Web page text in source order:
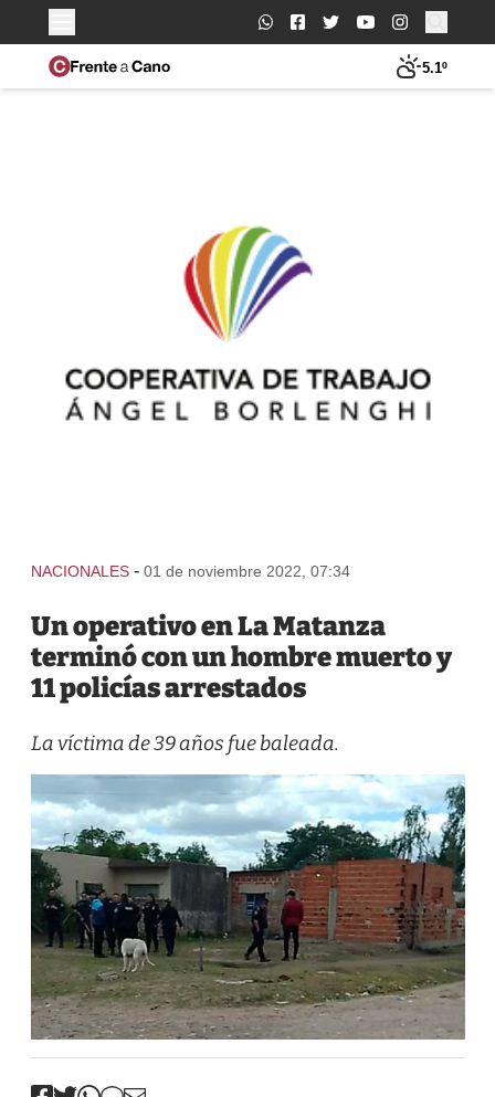
Buscar:
5.1º
NACIONALES - 01 de noviembre 2022, 07:34
Un operativo en La Matanza
terminó con un hombre muerto y
11 policías arrestados
La víctima de 39 años fue baleada.